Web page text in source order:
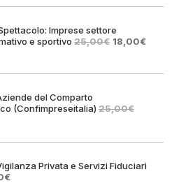
era:
è:
Imprese settore
e sportivo 25,00€ Il
era:
18,00€Il
è:
del Comparto
(Confimpreseitalia) 25,00€
Privata e Servizi Fiduciari
€Il